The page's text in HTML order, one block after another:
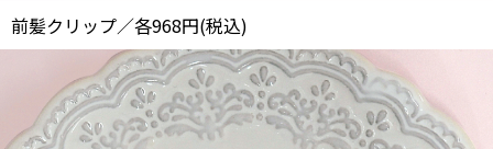
前髪クリップ／各968円(税込)